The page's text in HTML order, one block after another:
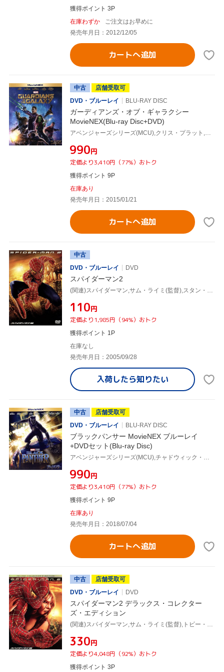
獲得ポイント 3P
在庫わずか
ご注文はお早めに
発売年月日：2012/12/05
カートへ追加
中古
店舗受取可
DVD・ブルーレイ
BLU-RAY DISC
ガーディアンズ・オブ・ギャラクシー
MovieNEX(Blu-ray Disc+DVD)
アベンジャーズシリーズ(MCU),クリス・プラット,ゾーイ・サルダナ,デヴィッド・バウティスタ,ジェイムズ・ガン(監督、脚本),タイラー・ベイツ(音楽)
¥990円
定価より3,410円（77%）おトク
獲得ポイント 9P
在庫あり
発売年月日：2015/01/21
カートへ追加
中古
DVD・ブルーレイ
DVD
スパイダーマン2
(関連)スパイダーマン,サム・ライミ(監督),スタン・リー(原作),トビー・マグワイア,キルスティン・ダンスト
¥110円
定価より1,985円（94%）おトク
獲得ポイント 1P
在庫なし
発売年月日：2005/09/28
入荷したら知りたい
中古
店舗受取可
DVD・ブルーレイ
BLU-RAY DISC
ブラックパンサー MovieNEX ブルーレイ
+DVDセット(Blu-ray Disc)
アベンジャーズシリーズ(MCU),チャドウィック・ボーズマン,マイケル・B.ジョーダン,ルピタ・ニョンゴ,ライアン・クーグラー(監督、脚本),ルイス・デスポジート(製作総指揮),ヴィクトリア・アロンソ(製作総指揮),ネイト・ムーア(製作総指揮),ルートヴィッヒ・ヨーランソン(音楽)
¥990円
定価より3,410円（77%）おトク
獲得ポイント 9P
在庫あり
発売年月日：2018/07/04
カートへ追加
中古
店舗受取可
DVD・ブルーレイ
DVD
スパイダーマン2 デラックス・コレクター
ズ・エディション
(関連)スパイダーマン,サム・ライミ(監督),トビー・マグワイア,キルスティン・ダンスト,アルフレッド・モリーナ,ジェームズ・フランコ
¥330円
定価より4,048円（92%）おトク
獲得ポイント 3P